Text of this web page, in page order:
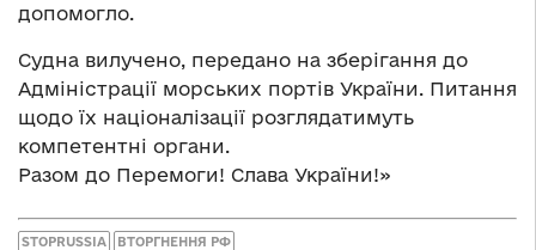
допомогло.
Судна вилучено, передано на зберігання до
Адміністрації морських портів України. Питання
щодо їх націоналізації розглядатимуть
компетентні органи.
Разом до Перемоги! Слава України!»
STOPRUSSIA ВТОРГНЕННЯ РФ